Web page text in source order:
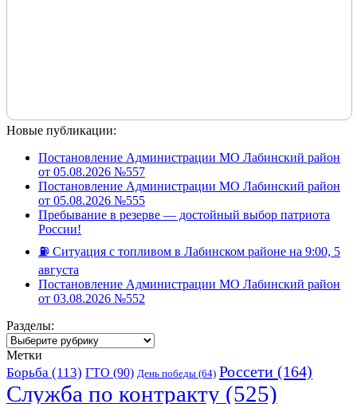
Новые публикации:
Постановление Администрации МО Лабинский район
от 05.08.2026 №557
Постановление Администрации МО Лабинский район
от 05.08.2026 №555
Пребывание в резерве — достойный выбор патриота
России!
⛽️ Ситуация с топливом в Лабинском районе на 9:00, 5
августа
Постановление Администрации МО Лабинский район
от 03.08.2026 №552
Разделы:
Разделы:
Метки
Борьба (113) ГТО (90) День победы (64) Россети (164)
Служба по контракту (525)